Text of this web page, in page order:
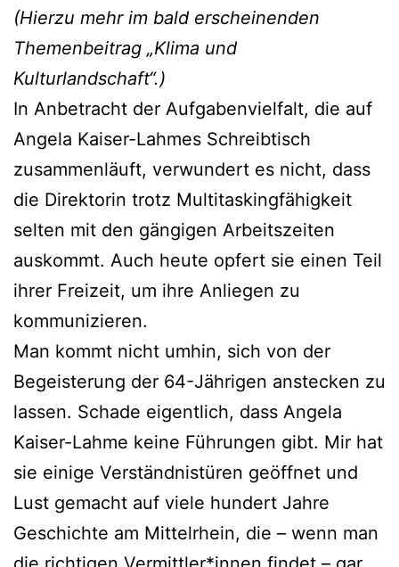
(Hierzu mehr im bald erscheinenden
Themenbeitrag „Klima und
Kulturlandschaft“.)
In Anbetracht der Aufgabenvielfalt, die auf
Angela Kaiser-Lahmes Schreibtisch
zusammenläuft, verwundert es nicht, dass
die Direktorin trotz Multitaskingfähigkeit
selten mit den gängigen Arbeitszeiten
auskommt. Auch heute opfert sie einen Teil
ihrer Freizeit, um ihre Anliegen zu
kommunizieren.
Man kommt nicht umhin, sich von der
Begeisterung der 64-Jährigen anstecken zu
lassen. Schade eigentlich, dass Angela
Kaiser-Lahme keine Führungen gibt. Mir hat
sie einige Verständnistüren geöffnet und
Lust gemacht auf viele hundert Jahre
Geschichte am Mittelrhein, die – wenn man